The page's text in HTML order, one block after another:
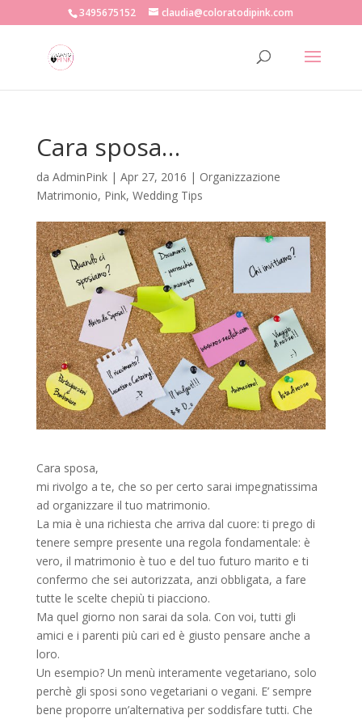
3495675152 claudia@coloratodipink.com
Cara sposa…
da AdminPink| Apr 27, 2016 | Organizzazione
Matrimonio, Pink, Wedding Tips
Cara sposa,
mi rivolgo a te, che so per certo sarai impegnatissima
ad organizzare il tuo matrimonio.
La mia è una richiesta che arriva dal cuore: ti prego di
tenere sempre presente una regola fondamentale: è
vero, il matrimonio è tuo e del tuo futuro marito e ti
confermo che sei autorizzata, anzi obbligata, a fare
tutte le scelte chepiù ti piacciono.
Ma quel giorno non sarai da sola. Con voi, tutti gli
amici e i parenti più cari ed è giusto pensare anche a
loro.
Un esempio? Un menù interamente vegetariano, solo
perchè gli sposi sono vegetariani o vegani. E’ sempre
bene proporre un’alternativa per soddisfare tutti. Che